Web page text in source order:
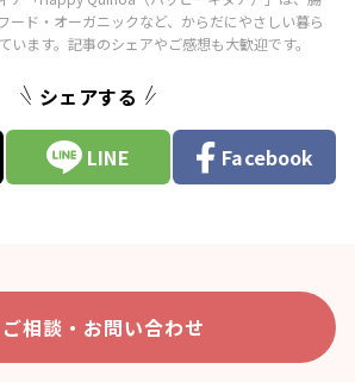
シェアする
LINE Facebook
ご相談・お問い合わせ